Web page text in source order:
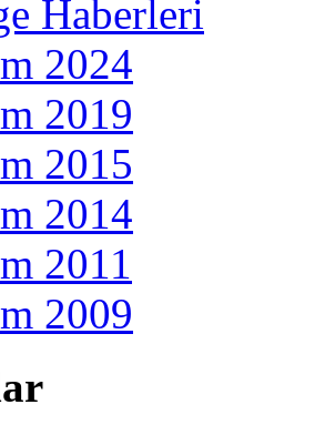
Haberleri
2024
2019
2015
2014
2011
2009